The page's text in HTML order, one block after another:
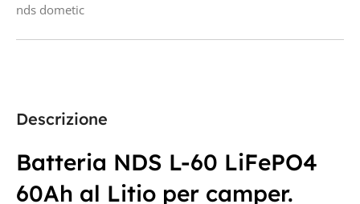
Descrizione
Batteria NDS L-60 LiFePO4
60Ah al Litio per camper.
nds dometic